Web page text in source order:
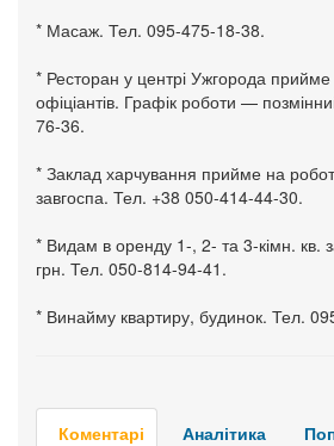
* Масаж. Тел. 095-475-18-38.
* Ресторан у центрі Ужгорода
офіціантів. Графік роботи —
76-36.
* Заклад харчування прийме на
завгоспа. Тел. +38 050-414-44-30.
* Видам в оренду 1-, 2- та 3-кімн. кв.
грн. Тел. 050-814-94-41.
* Винайму квартиру, будинок. Тел.
Коментарі Аналітика